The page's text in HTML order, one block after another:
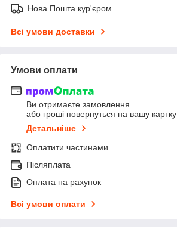
Нова Пошта кур'єром
Всі умови доставки
Умови оплати
Ви отримаєте замовлення
або гроші повернуться на вашу картку
Детальніше
Оплатити частинами
Післяплата
Оплата на рахунок
Всі умови оплати